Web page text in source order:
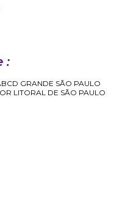
:
GRANDE SÃO PAULO
LITORAL DE SÃO PAULO